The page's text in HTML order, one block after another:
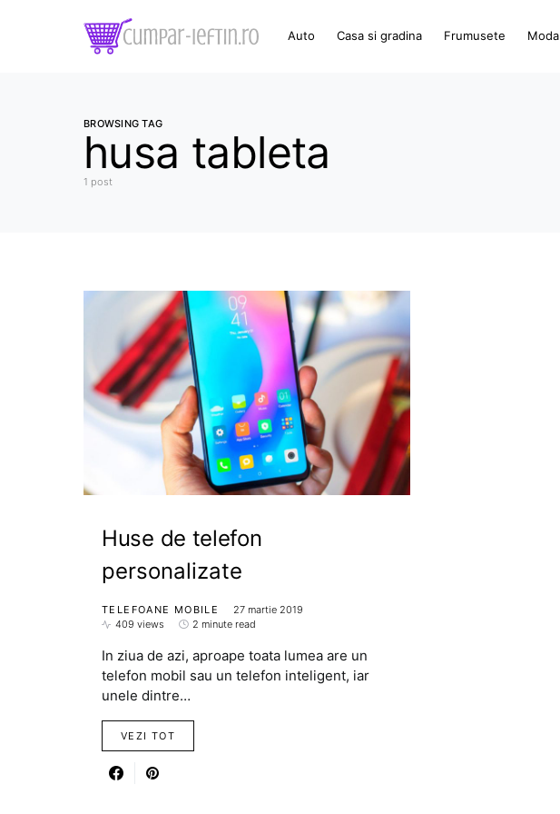
Auto Casa si gradina Frumusete Moda
BROWSING TAG
husa tableta
1 post
Huse de telefon
personalizate
TELEFOANE MOBILE
27 martie 2019
409 views
2 minute read
In ziua de azi, aproape toata lumea are un
telefon mobil sau un telefon inteligent, iar
unele dintre…
VEZI TOT